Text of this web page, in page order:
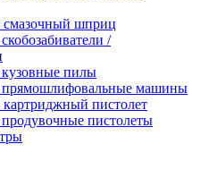
смазочный шприц
/
пилы
прямошлифовальные машины
пистолет
пистолеты